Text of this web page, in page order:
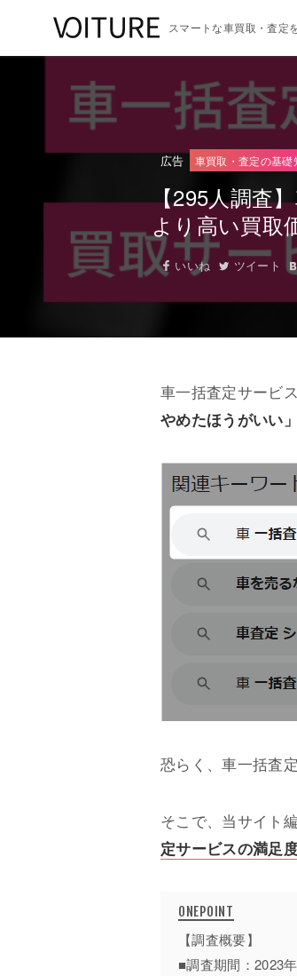
スマートな車買取・査定
広告 車買取・査定の基礎
【295人調査
より高い買取
いいね ツイート
車一括査定サービ
やめたほうがいい」
恐らく、車一括査
そこで、当サイト
定サービスの満足
【調査概要】
■調査期間：2023